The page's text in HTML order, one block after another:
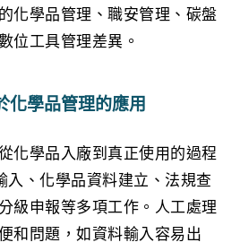
化學品管理、職安管理、碳盤
位工具管理差異。
化學品管理的應用
化學品入廠到真正使用的過程
入、化學品資料建立、法規查
級申報等多項工作。人工處理
和問題，如資料輸入容易出